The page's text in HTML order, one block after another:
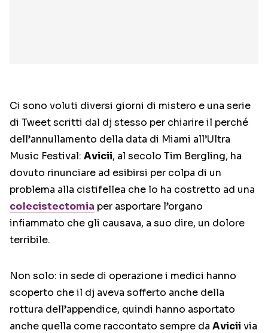
Ci sono voluti diversi giorni di mistero e una serie
di Tweet scritti dal dj stesso per chiarire il perché
dell’annullamento della data di Miami all’Ultra
Music Festival: Avicii, al secolo Tim Bergling, ha
dovuto rinunciare ad esibirsi per colpa di un
problema alla cistifellea che lo ha costretto ad una
colecistectomia per asportare l’organo
infiammato che gli causava, a suo dire, un dolore
terribile.
Non solo: in sede di operazione i medici hanno
scoperto che il dj aveva sofferto anche della
rottura dell’appendice, quindi hanno asportato
anche quella come raccontato sempre da Avicii via